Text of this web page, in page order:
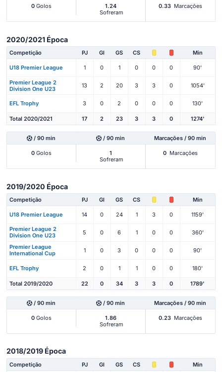
0Golos
1.24
Sofreram
0.33 Marcações
2020/2021 Época
Competição PJ Gl GS CS Min
U18 Premier League 1 0 1 0 0 0 90'
Premier League 2
Division One U23
13 2 20 3 3 0 1054'
EFL Trophy 3 0 2 0 0 0 130'
Total 2020/2021 17 2 23 3 3 0 1274'
/ 90 min / 90 min Marcações / 90 min
0Golos
1
Sofreram
0 Marcações
2019/2020 Época
Competição PJ Gl GS CS Min
U18 Premier League 14 0 24 1 3 0 1159'
Premier League 2
Division One U23
5 0 6 1 0 0 360'
Premier League
International Cup
1 0 3 0 0 0 90'
EFL Trophy 2 0 1 1 0 0 180'
Total 2019/2020 22 0 34 3 3 0 1789'
/ 90 min / 90 min Marcações / 90 min
0Golos
1.86
Sofreram
0.23 Marcações
2018/2019 Época
Competição PJ Gl GS CS Min